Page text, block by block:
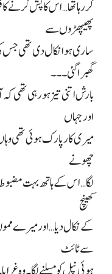
کر رہا تھا… اس کا پش کرنے
پھیپھڑوں سے
ساری ہوا نکال دی تھی جس
گھبرا گئی۔۔۔
بارش اتنی تیز ہو رہی تھی
اور جہاں
میری کار پارک ہوئی تھی وہاں
چھونے
لگا… اس کے ہاتھ بہت
کھینچ
کے نکال دیا… اور میرے
سے ٹائٹ